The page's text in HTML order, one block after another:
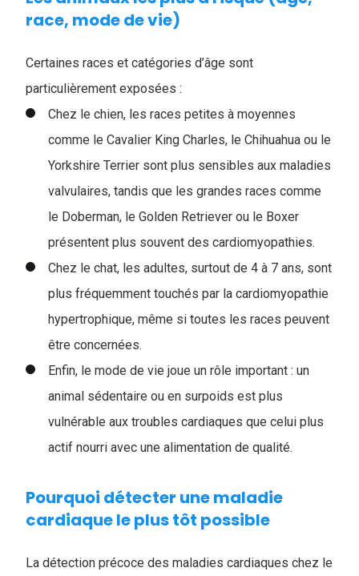
race, mode de vie)
Certaines races et catégories d’âge sont
particulièrement exposées :
Chez le chien, les races petites à moyennes
comme le Cavalier King Charles, le Chihuahua ou le
Yorkshire Terrier sont plus sensibles aux maladies
valvulaires, tandis que les grandes races comme
le Doberman, le Golden Retriever ou le Boxer
présentent plus souvent des cardiomyopathies.
Chez le chat, les adultes, surtout de 4 à 7 ans, sont
plus fréquemment touchés par la cardiomyopathie
hypertrophique, même si toutes les races peuvent
être concernées.
Enfin, le mode de vie joue un rôle important : un
animal sédentaire ou en surpoids est plus
vulnérable aux troubles cardiaques que celui plus
actif nourri avec une alimentation de qualité.
Pourquoi détecter une maladie
cardiaque le plus tôt possible
La détection précoce des maladies cardiaques chez le